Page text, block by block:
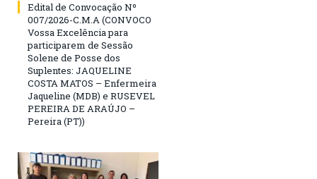
Edital de Convocação Nº
007/2026-C.M.A (CONVOCO
Vossa Excelência para
participarem de Sessão
Solene de Posse dos
Suplentes: JAQUELINE
COSTA MATOS – Enfermeira
Jaqueline (MDB) e RUSEVEL
PEREIRA DE ARAÚJO –
Pereira (PT))